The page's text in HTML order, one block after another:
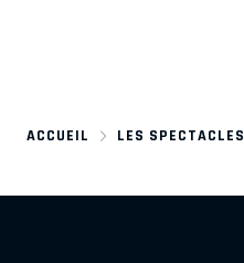
ACCUEIL LES SPECTACLES